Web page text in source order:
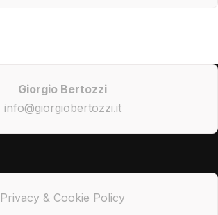
Giorgio Bertozzi
info@giorgiobertozzi.it
Privacy & Cookie Policy